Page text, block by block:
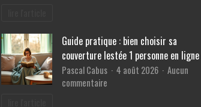
pierres
pour
retrouver
Guide pratique : bien choisir sa
couverture lestée 1 personne en ligne
Pascal Cabus 4 août 2026
Aucun
commentaire